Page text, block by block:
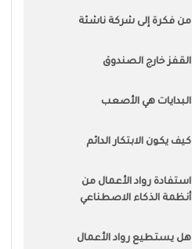
من فكرة إلى شركة ناشئة
القفز خارج الصندوق
البدايات هي الأصعب
كيف يكون الابتكار الدائم
استفادة رواد الأعمال من
أنظمة الذكاء الاصطناعي
هل يستطيع رواد الأعمال